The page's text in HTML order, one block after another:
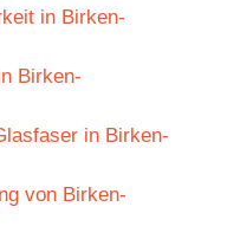
in Birken-
Birken-
in Birken-
von Birken-